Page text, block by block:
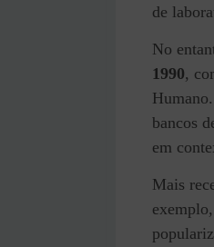
de
No
1990,
bancos
em
Mais